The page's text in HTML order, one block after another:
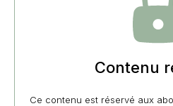
Contenu
Ce contenu est réservé aux